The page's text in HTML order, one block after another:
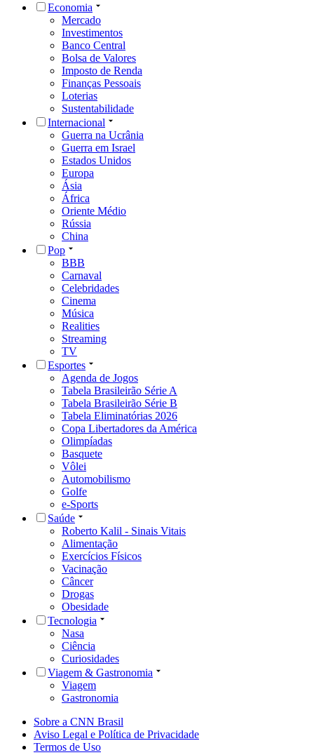
Economia
Mercado
Investimentos
Banco Central
Bolsa de Valores
Imposto de Renda
Finanças Pessoais
Loterias
Sustentabilidade
Internacional
Guerra na Ucrânia
Guerra em Israel
Estados Unidos
Europa
Ásia
África
Oriente Médio
Rússia
China
Pop
BBB
Carnaval
Celebridades
Cinema
Música
Realities
Streaming
TV
Esportes
Agenda de Jogos
Tabela Brasileirão Série A
Tabela Brasileirão Série B
Tabela Eliminatórias 2026
Copa Libertadores da América
Olimpíadas
Basquete
Vôlei
Automobilismo
Golfe
e-Sports
Saúde
Roberto Kalil - Sinais Vitais
Alimentação
Exercícios Físicos
Vacinação
Câncer
Drogas
Obesidade
Tecnologia
Nasa
Ciência
Curiosidades
Viagem & Gastronomia
Viagem
Gastronomia
Sobre a CNN Brasil
Aviso Legal e Política de Privacidade
Termos de Uso